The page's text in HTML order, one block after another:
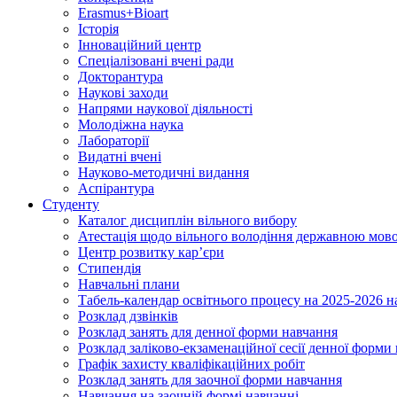
Erasmus+Bioart
Історія
Інноваційний центр
Спеціалізовані вчені ради
Докторантура
Наукові заходи
Напрями наукової діяльності
Молодіжна наука
Лабораторії
Видатні вчені
Науково-методичні видання
Аспірантура
Студенту
Каталог дисциплін вільного вибору
Атестація щодо вільного володіння державною
Центр розвитку кар’єри
Стипендія
Навчальні плани
Табель-календар освітнього процесу на 2025-2026
Розклад дзвінків
Розклад занять для денної форми навчання
Розклад заліково-екзаменаційної сесії денної
Графік захисту кваліфікаційних робіт
Розклад занять для заочної форми навчання